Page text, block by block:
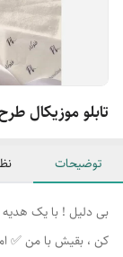
تابلو موزیکال
توضیحات
بی دلیل ! با یک
کن ، بقیش با من ✅